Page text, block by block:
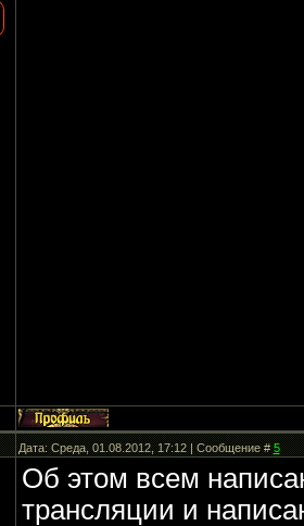
Дата: Среда, 01.08.2012, 17:12 | Сообщение #5
Об этом всем
трансляции и